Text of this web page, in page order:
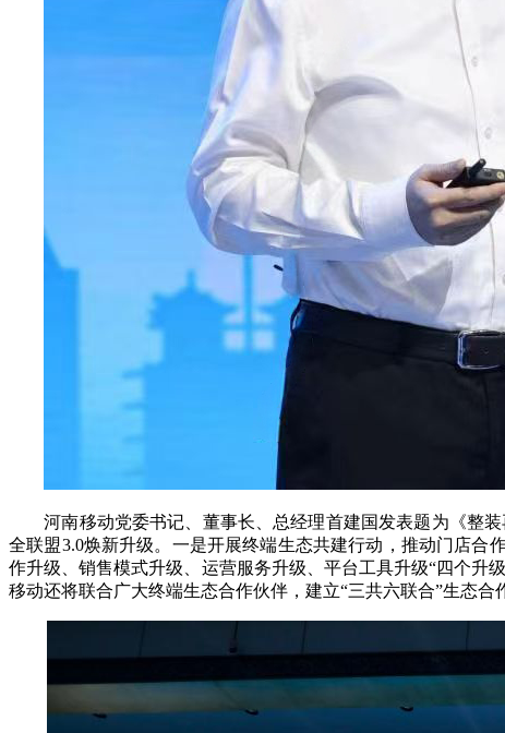
河南移动党委书记、董事长、总经理首建国发表题为《整装
全联盟3.0焕新升级。一是开展终端生态共建行动，推动门店合
作升级、销售模式升级、运营服务升级、平台工具升级“四个升
移动还将联合广大终端生态合作伙伴，建立“三共六联合”生态